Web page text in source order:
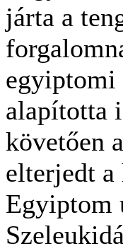
járta a
egyiptomi
alapította
követően
elterjedt a
Egyiptom